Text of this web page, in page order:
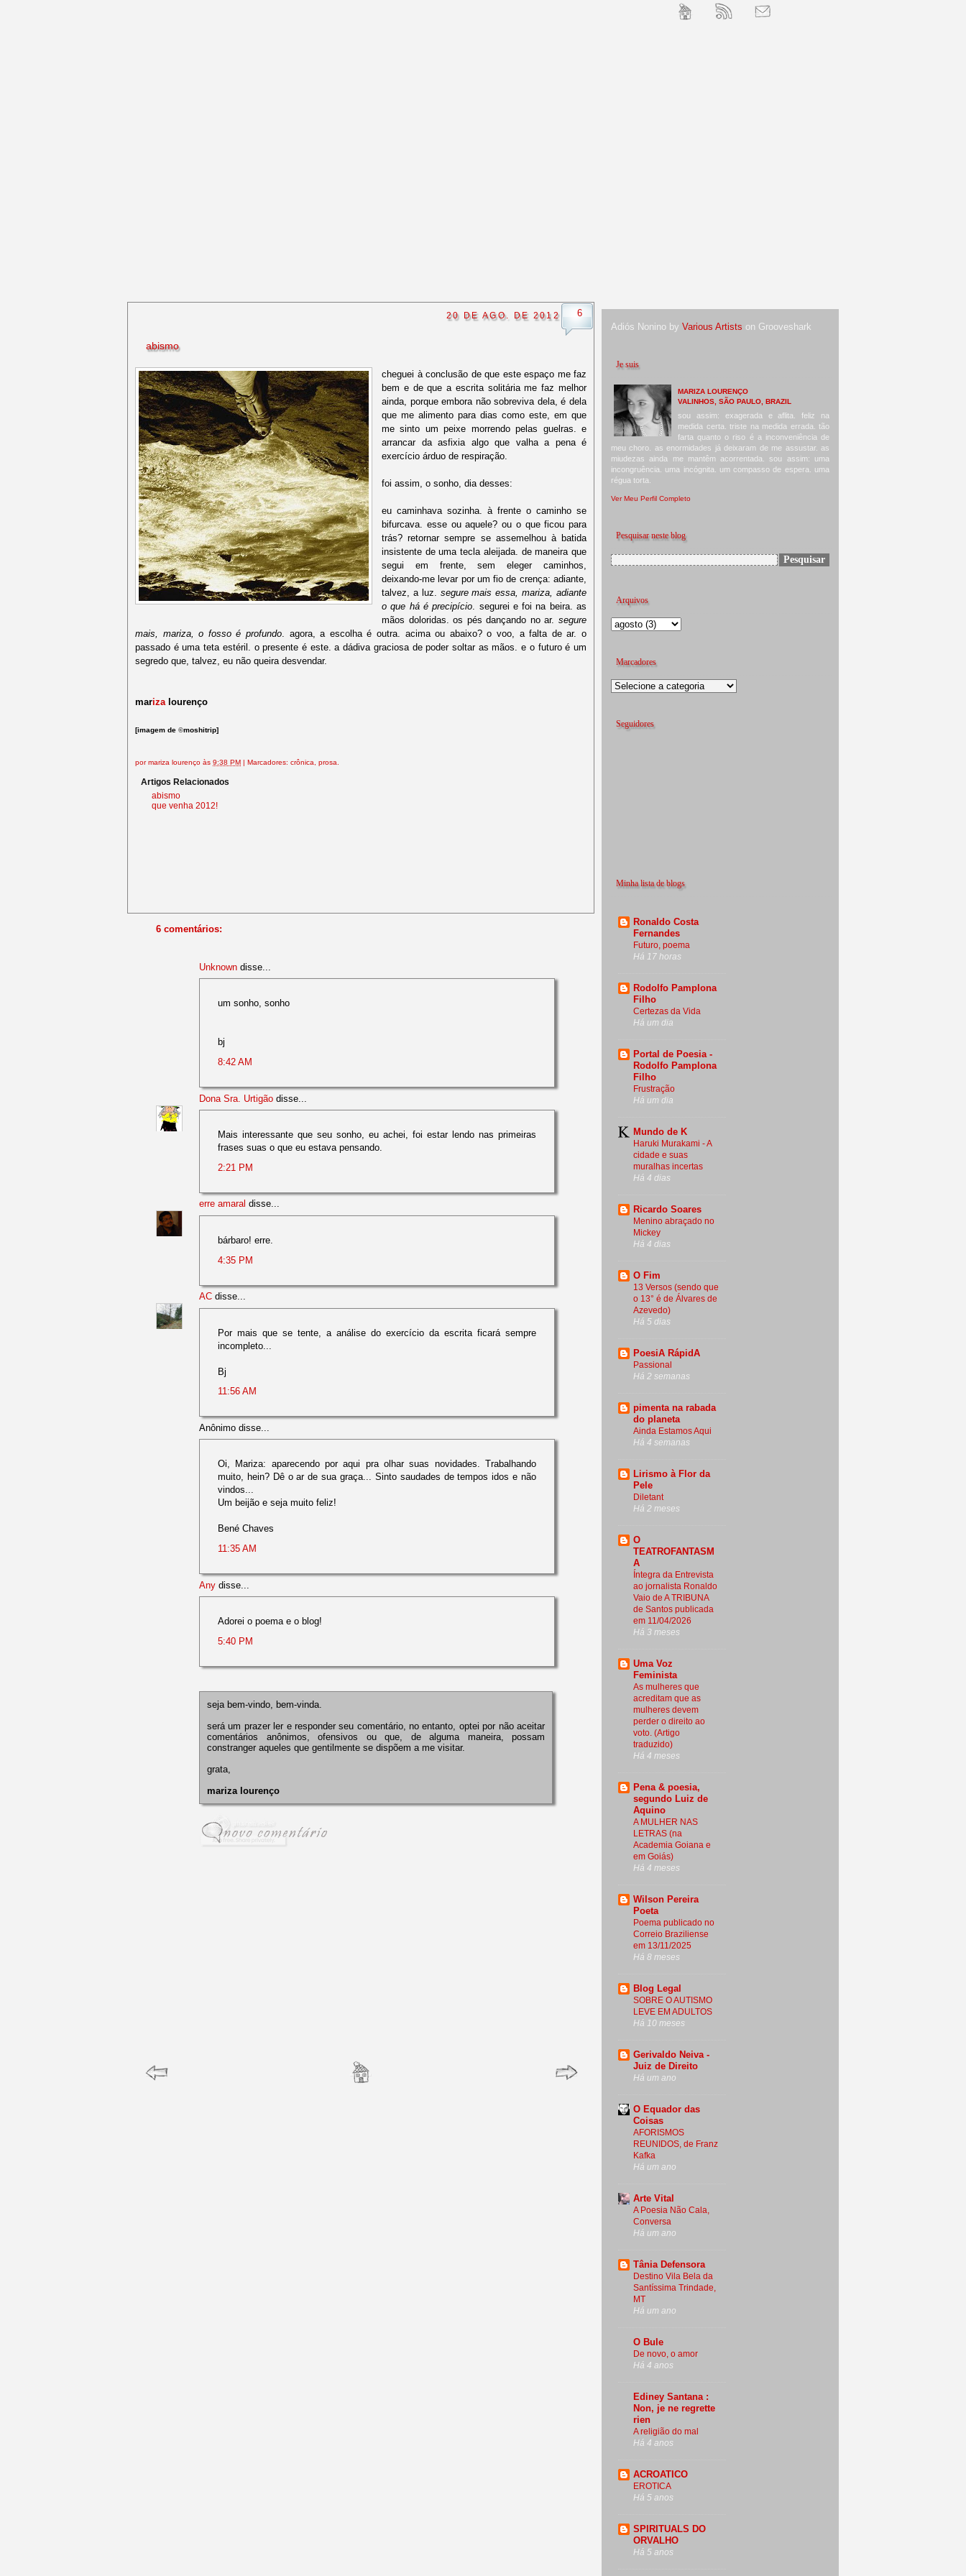
6
20 DE AGO. DE 2012
abismo
cheguei à conclusão de que este espaço me faz
bem e de que a escrita solitária me faz melhor
ainda, porque embora não sobreviva dela, é dela
que me alimento para dias como este, em que
me sinto um peixe morrendo pelas guelras. e
arrancar da asfixia algo que valha a pena é
exercício árduo de respiração.
foi assim, o sonho, dia desses:
eu caminhava sozinha. à frente o caminho se
bifurcava. esse ou aquele? ou o que ficou para
trás? retornar sempre se assemelhou à batida
insistente de uma tecla aleijada. de maneira que
segui em frente, sem eleger caminhos,
deixando-me levar por um fio de crença: adiante,
talvez, a luz. segure mais essa, mariza, adiante
o que há é precipício. segurei e foi na beira. as
mãos doloridas. os pés dançando no ar. segure
mais, mariza, o fosso é profundo. agora, a escolha é outra. acima ou abaixo? o voo, a falta de ar. o
passado é uma teta estéril. o presente é este. a dádiva graciosa de poder soltar as mãos. e o futuro é um
segredo que, talvez, eu não queira desvendar.
marizalourenço
[imagem de ©moshitrip]
pormariza lourenço às 9:38 PM | Marcadores: crônica prosa.
Artigos Relacionados
abismo
que venha 2012!
6 comentários:
Unknown disse...
um sonho, sonho
bj
8:42 AM
Dona Sra. Urtigão disse...
Mais interessante que seu sonho, eu achei, foi estar lendo nas primeiras
frases suas o que eu estava pensando.
2:21 PM
erre amaral disse...
bárbaro! erre.
4:35 PM
AC disse...
Por mais que se tente, a análise do exercício da escrita ficará sempre
incompleto...
Bj
11:56 AM
Anônimo disse...
Oi, Mariza: aparecendo por aqui pra olhar suas novidades. Trabalhando
muito, hein? Dê o ar de sua graça... Sinto saudades de tempos idos e não
vindos...
Um beijão e seja muito feliz!
Bené Chaves
11:35 AM
Any disse...
Adorei o poema e o blog!
5:40 PM
seja bem-vindo, bem-vinda.
será um prazer ler e responder seu comentário, no entanto, optei por não aceitar
comentários anônimos, ofensivos ou que, de alguma maneira, possam
constranger aqueles que gentilmente se dispõem a me visitar.
grata,
mariza lourenço
Adiós Nonino by Various Artists on Grooveshark
Je suis
MARIZA LOURENÇO
VALINHOS, SÃO PAULO, BRAZIL
sou assim: exagerada e aflita. feliz na
medida certa. triste na medida errada. tão
farta quanto o riso é a inconveniência de
meu choro. as enormidades já deixaram de me assustar. as
miudezas ainda me mantêm acorrentada. sou assim: uma
incongruência. uma incógnita. um compasso de espera. uma
régua torta.
Ver Meu Perfil Completo
Pesquisar neste blog
Arquivos
Marcadores
Seguidores
Minha lista de blogs
Ronaldo Costa
Fernandes
Futuro, poema
Há 17 horas
Rodolfo Pamplona
Filho
Certezas da Vida
Há um dia
Portal de Poesia -
Rodolfo Pamplona
Filho
Frustração
Há um dia
Mundo de K
Haruki Murakami - A
cidade e suas
muralhas incertas
Há 4 dias
Ricardo Soares
Menino abraçado no
Mickey
Há 4 dias
O Fim
13 Versos (sendo que
o 13° é de Álvares de
Azevedo)
Há 5 dias
PoesiA RápidA
Passional
Há 2 semanas
pimenta na rabada
do planeta
Ainda Estamos Aqui
Há 4 semanas
Lirismo à Flor da
Pele
Diletant
Há 2 meses
O
TEATROFANTASM
A
Íntegra da Entrevista
ao jornalista Ronaldo
Vaio de A TRIBUNA
de Santos publicada
em 11/04/2026
Há 3 meses
Uma Voz
Feminista
As mulheres que
acreditam que as
mulheres devem
perder o direito ao
voto. (Artigo
traduzido)
Há 4 meses
Pena & poesia,
segundo Luiz de
Aquino
A MULHER NAS
LETRAS (na
Academia Goiana e
em Goiás)
Há 4 meses
Wilson Pereira
Poeta
Poema publicado no
Correio Braziliense
em 13/11/2025
Há 8 meses
Blog Legal
SOBRE O AUTISMO
LEVE EM ADULTOS
Há 10 meses
Gerivaldo Neiva -
Juiz de Direito
Há um ano
O Equador das
Coisas
AFORISMOS
REUNIDOS, de Franz
Kafka
Há um ano
Arte Vital
A Poesia Não Cala,
Conversa
Há um ano
Tânia Defensora
Destino Vila Bela da
Santíssima Trindade,
MT
Há um ano
O Bule
De novo, o amor
Há 4 anos
Ediney Santana :
Non, je ne regrette
rien
A religião do mal
Há 4 anos
ACROATICO
EROTICA
Há 5 anos
SPIRITUALS DO
ORVALHO
Há 5 anos